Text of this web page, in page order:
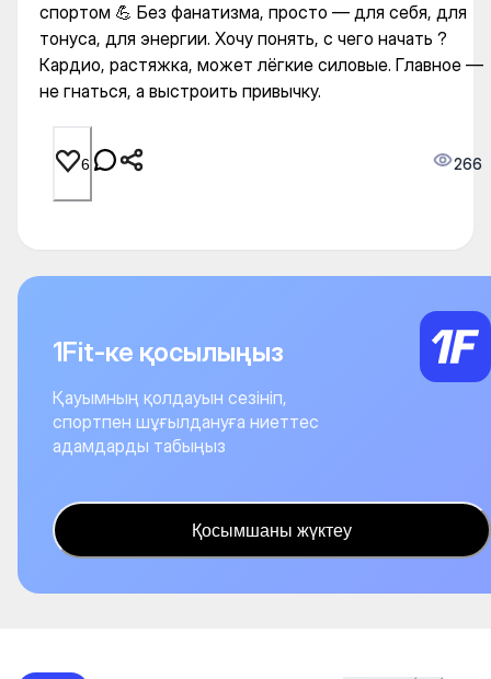
спортом 💪 Без фанатизма, просто — для себя, для
тонуса, для энергии. Хочу понять, с чего начать ?
Кардио, растяжка, может лёгкие силовые. Главное —
не гнаться, а выстроить привычку.
6 266
1Fit-ке қосылыңыз
Қауымның қолдауын сезініп,
спортпен шұғылдануға ниеттес
адамдарды табыңыз
Қосымшаны жүктеу